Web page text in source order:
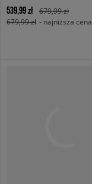
539,99 zł
679,99 zł
679,99 zł - najniższa cena